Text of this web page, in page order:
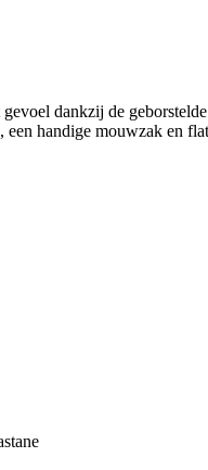
dankzij de
handige mouwzak en